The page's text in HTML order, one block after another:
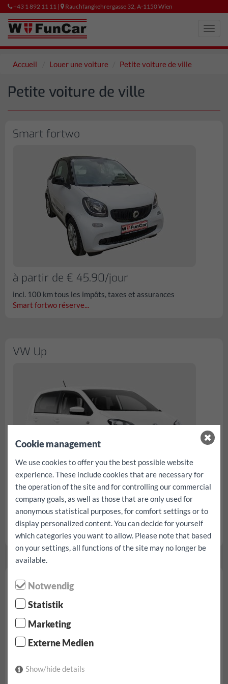
+43 1 892 11 11 | Rauchfangkehrergasse 32, A-1150 Wien
Accueil Louer une voiture Petite voiture de ville
Petite voiture de ville
Smart fortwo
à partir de € 45.90/jour
incl. 100 km tous les impôts, taxes et assurances
Smart fortwo réserve...
VW Up
à partir de € 49.40/jour
Kilométrage illimité
entièrement complet | Non déductible
VW Up réserve...
Fiat 500 Hybrid
Cookie management
We use cookies to offer you the best possible website
experience. These include cookies that are necessary for
the operation of the site and for controlling our commercial
company goals, as well as those that are only used for
anonymous statistical purposes, for comfort settings or to
display personalized content. You can decide for yourself
which categories you want to allow. Please note that based
on your settings, all functions of the site may no longer be
available.
Notwendig
Statistik
Marketing
Externe Medien
Show/hide details